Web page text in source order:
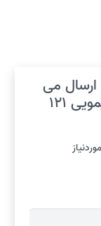
ارسال می
کنید برای “رنگ روغنی براق زرد لیمویی 121